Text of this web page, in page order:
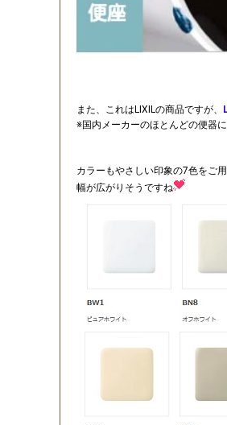
また、これはLIXILの商品ですが、
※国内メーカーのほとんどの便器
カラーもやさしい印象の7色をご
幅が広がりそうですね